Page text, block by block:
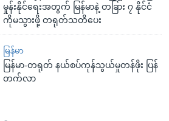
မှုန်းနိုင်ရေးအတွက် မြန်မာနဲ့ တခြား ၇ နိုင်ငံ
ကိုမသွားဖို့ တရုတ်သတိပေး
မြန်မာ
မြန်မာ-တရုတ် နယ်စပ်ကုန်သွယ်မှုတန်ဖိုး ပြန်
တက်လာ